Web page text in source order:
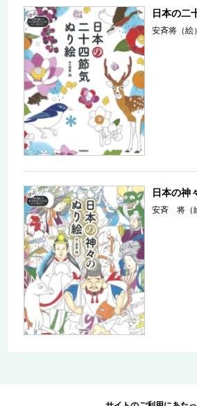
日本の二
安斉将（絵）
日本の神
安斉 将（